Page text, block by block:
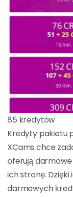
85 kredytów
Kredyty
XCams
Dlatego
kto
ofertom
kredytów za